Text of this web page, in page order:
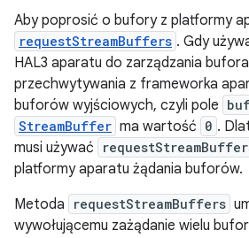
Aby poprosić o bufory z platformy
requestStreamBuffers . Gdy
HAL3 aparatu do zarządzania
przechwytywania z frameworka
buforów wyjściowych, czyli pole
StreamBuffer ma wartość 0 .
musi używać
platformy aparatu żądania buforów.
Metoda
requestStreamBuffers
wywołującemu zażądanie wielu